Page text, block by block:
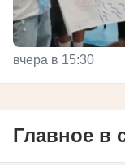
вчера в 15:30
Главное в